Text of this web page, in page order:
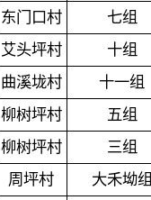
东门口村 七组
艾头坪村 十组
曲溪垅村 十一组
柳树坪村 五组
柳树坪村 三组
周坪村 大禾坳组